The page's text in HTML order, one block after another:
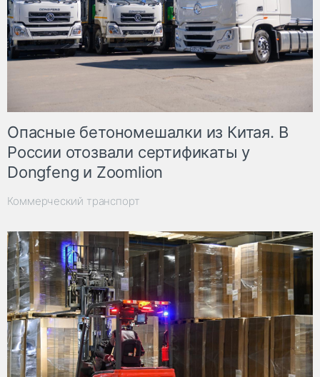
Опасные бетономешалки из Китая. В
России отозвали сертификаты у
Dongfeng и Zoomlion
Коммерческий транспорт